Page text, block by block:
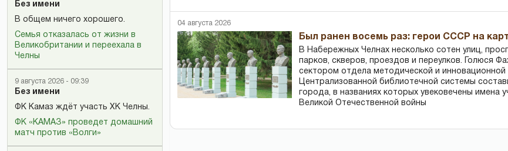
Без имени
В общем ничего хорошего.
Семья отказалась от жизни в
Великобритании и переехала в
Челны
9 августа 2026 - 09:39
Без имени
ФК Камаз ждёт участь ХК Челны.
ФК «КАМАЗ» проведет домашний
матч против «Волги»
04 августа 2026
Был ранен восемь раз: герои СССР на
В Набережных Челнах несколько сотен улиц,
парков, скверов, проездов и переулков. Голюся
сектором отдела методической и инновационной
Централизованной библиотечной системы
города, в названиях которых увековечены имена
Великой Отечественной войны